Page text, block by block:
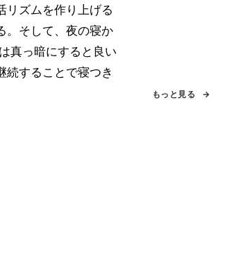
リズムを作り上げる
。そして、夜の寝か
真っ暗にすると良い
続することで寝つき
もっと見る